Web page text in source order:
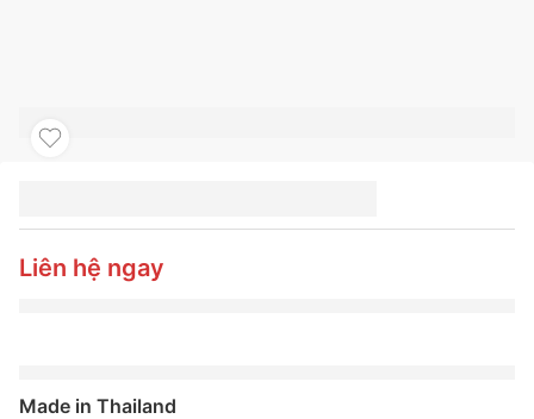
225/60R17 103V
PRIMACY 5
Liên hệ ngay
Made in Thailand